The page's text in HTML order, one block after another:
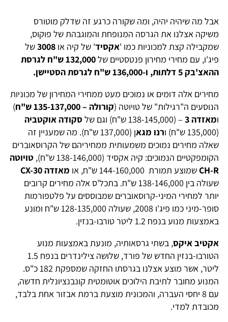
אבל מה שיהיה יהיה, ומה שקורה כרגע זה שדלק מוטורס
משיקה אצלנו את הגרסה המנופחת והמוגבהת של פוקוס,
שמקבילה קצת למכוניות כמו 'אקסיד' של קיה או 3008של
פיג'ו, עם מחירי מחירון פנטסטיים של
132,000 ש"ח לגרסת
ההאצ'בק 5 דלתות, ו-136,000 ש"ח לגרסת הסטיישן.
מחירים אלה דומים או נמוכים מעט ממחירי המחירון של מכוניות
הנוסעים ה"רגילות" של טויוטה (קורולה – 135-137,000 ש"ח
)
ומאזדה 3 – (138-145,000 ש"ח) וגם של
סקודה אוקטביה
(135,000 ש"ח) ו
רנו מגא
ן (137,000 ש"ח). מה שמעניין זה
שאלה מחירים נמוכים משמעותית ממחיריהם של הקרוסאוברים
הקומפקטיים הנמוכים: קיה אקסיד (138-146,000 ש"ח),
טויוטה
CH-Rשמוצע תמורת 144-160,000 ש"ח, או
מאזדה CX-30
שעולה בין 138-146,000 ש"ח. בתכל'ס אלה מחירים קרובים
יותר למחירי המיני-קרוסאוברים שמבוססים על פלטפורמות
סופר-מיני כמו פיג'ו 2008, שעולה 128-135,000 ש"ח ומונע
באמצעות מנוע בנפח 1.2 ליטר טורבו-בנזין.
אקטיב איקס, בשתי גרסאותיה, מונעת באמצעות מנוע
הטורבו-בנזין החדש של פורד, שלושה צילינדרים בנפח 1.5
ליטר, אשר מוצע אצלנו בגרסתו החזקה שמספקת 182 כ"ס.
המנוע מחובר לתיבת הילוכים אוטומטית קונבנציונלית חדשה,
עם 8 יחסי העברה, והמכונית מוצעת ברמת אבזור אחת בלבד,
מכובדת למדי.